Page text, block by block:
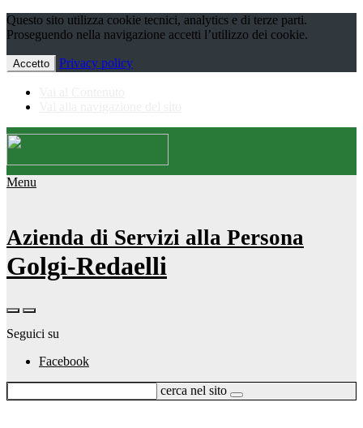
Questo sito utilizza cookie tecnici, analytics e di terze parti.
Proseguendo nella navigazione accetti l’utilizzo dei cookie.
Accetto Privacy policy
Menu
Azienda di Servizi alla Persona
Golgi-Redaelli
Seguici su
Facebook
cerca nel sito